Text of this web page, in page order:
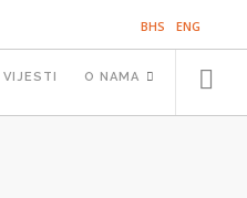
BHS ENG
VIJESTI O NAMA